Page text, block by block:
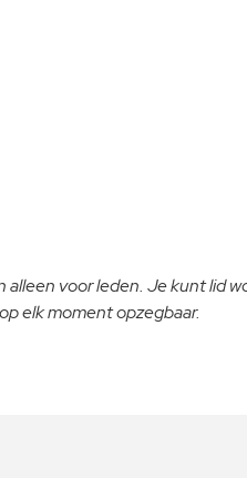
voor leden. Je kunt lid
elk moment opzegbaar.